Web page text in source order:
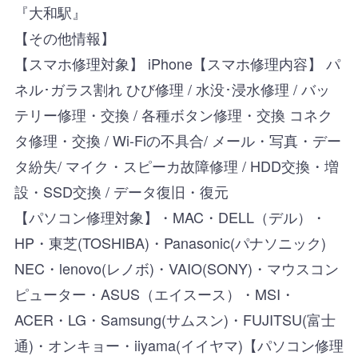
『大和駅』
【その他情報】
【スマホ修理対象】 iPhone【スマホ修理内容】 パ
ネル･ガラス割れ ひび修理 / 水没･浸水修理 / バッ
テリー修理・交換 / 各種ボタン修理・交換 コネク
タ修理・交換 / Wi-Fiの不具合/ メール・写真・デー
タ紛失/ マイク・スピーカ故障修理 / HDD交換・増
設・SSD交換 / データ復旧・復元
【パソコン修理対象】・MAC・DELL（デル）・
HP・東芝(TOSHIBA)・Panasonic(パナソニック)
NEC・lenovo(レノボ)・VAIO(SONY)・マウスコン
ピューター・ASUS（エイスース）・MSI・
ACER・LG・Samsung(サムスン)・FUJITSU(富士
通)・オンキョー・iiyama(イイヤマ)【パソコン修理